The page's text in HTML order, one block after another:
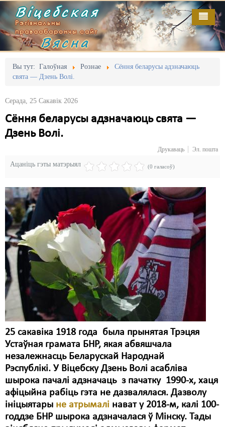
Віцебская
Рэгіянальны
праваабарончы сайт
Вясна
Вы тут: Галоўная Рознае
Сёння беларусы адзначаюць
свята — Дзень Волі.
Серада, 25 Сакавік 2026
Сёння беларусы адзначаюць свята —
Дзень Волі.
Друкаваць Эл. пошта
Ацаніць гэты матэрыял (0 галасоў)
25 сакавіка 1918 года была прынятая Трэцяя
Устаўная грамата БНР, якая абвяшчала
незалежнасць Беларускай Народнай
Рэспублікі. У Віцебску Дзень Волі асабліва
шырока пачалі адзначаць з пачатку 1990-х, хаця
афіцыйна рабіць гэта не дазвалялася. Дазволу
ініцыятары не атрымалі нават у 2018-м, калі 100-
годдзе БНР шырока адзначалася ў Мінску. Тады
Галоўная
Адміністрацыйны перасьлед
Безбар'ернае асяродзьдзе
Дзяржава
Дыскрымінацыя
Затрыманьні
Карная псыхіятрыя
КПЧ ААН
Культурныя правы
ЛПП
Мігранты
Мірныя сходы
Палітвязьні
Праваабаронцы
Правы дзіцяці
Пэнітэнцыярная сыстэма
Выданьні
Кантакт